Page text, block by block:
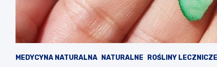
MEDYCYNA NATURALNA NATURALNE ROŚLINY LECZNICZE